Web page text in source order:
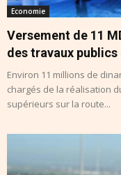
Economie
Versement de 11
des travaux publics
Environ 11 millions de
chargés de la réalisation
supérieurs sur la route...